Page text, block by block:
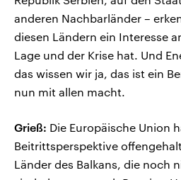
anderen Nachbarländer –
diesen Ländern ein Interesse
Lage und der Krise hat. Und
das wissen wir ja, das ist ein
nun mit allen macht.
Grieß: Die Europäische Union
Beitrittsperspektive
Länder des Balkans, die noch